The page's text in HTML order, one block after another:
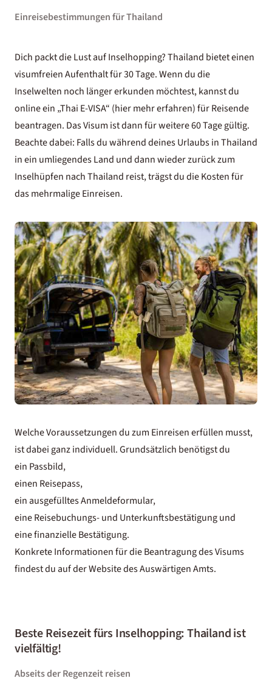
Einreisebestimmungen für Thailand
Dich packt die Lust auf Inselhopping? Thailand bietet einen
visumfreien Aufenthalt für 30 Tage. Wenn du die
Inselwelten noch länger erkunden möchtest, kannst du
online ein „Thai E-VISA“ (hier mehr erfahren)für Reisende
beantragen. Das Visum ist dann für weitere 60 Tage gültig.
Beachte dabei: Falls du während deinesUrlaubs in Thailand
in ein umliegendes Land und dann wieder zurück zum
Inselhüpfen nach Thailand reist, trägst du die Kosten für
das mehrmalige Einreisen.
Welche Voraussetzungen du zum Einreisen erfüllen musst,
ist dabei ganz individuell. Grundsätzlich benötigst du
ein Passbild,
einen Reisepass,
ein ausgefülltes Anmeldeformular,
eine Reisebuchungs- und Unterkunftsbestätigung und
eine finanzielle Bestätigung.
Konkrete Informationen für die Beantragung des Visums
findest du auf derWebsite des Auswärtigen Amts.
Beste Reisezeit fürs Inselhopping: Thailand ist
vielfältig!
Abseits der Regenzeit reisen